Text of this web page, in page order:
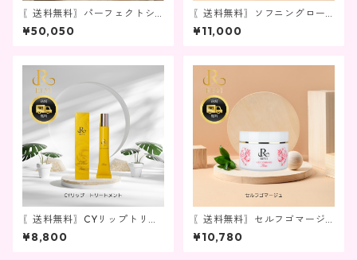
〖送料無料〗パーフェクトシ
リーズ3点セット
¥50,050
〖送料無料〗ソフニングロー
ション
¥11,000
〖送料無料〗CYリップトリー
トメント
¥8,800
〖送料無料〗セルフゴマージ
ュ
¥10,780